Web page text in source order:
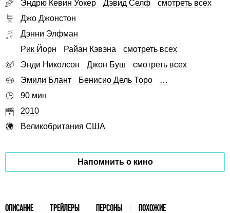
Эндрю Кевин Уокер
Дэвид Селф
смотреть всех
Джо Джонстон
Дэнни Элфман
Рик Йорн
Райан Кэвэна
смотреть всех
Энди Николсон
Джон Буш
смотреть всех
Эмили Блант
Бенисио Дель Торо
…
90 мин
2010
Великобритания США
Напомнить о кино
ОПИСАНИЕ ТРЕЙЛЕРЫ ПЕРСОНЫ ПОХОЖИЕ